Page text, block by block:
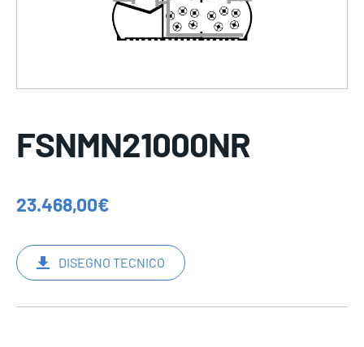
FSNMN21000NR
23.468,00€
DISEGNO TECNICO